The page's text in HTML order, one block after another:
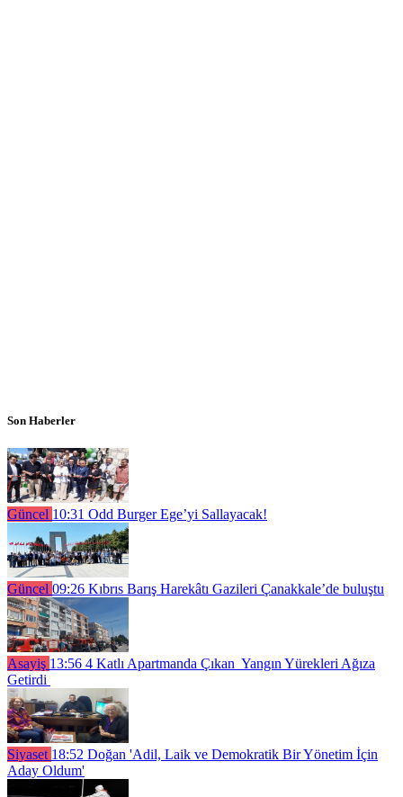
Son Haberler
Güncel 10:31 Odd Burger Ege’yi Sallayacak!
Güncel 09:26 Kıbrıs Barış Harekâtı Gazileri Çanakkale’de buluştu
Asayiş 13:56 4 Katlı Apartmanda Çıkan Yangın Yürekleri Ağıza
Getirdi
Siyaset 18:52 Doğan 'Adil, Laik ve Demokratik Bir Yönetim İçin
Aday Oldum'